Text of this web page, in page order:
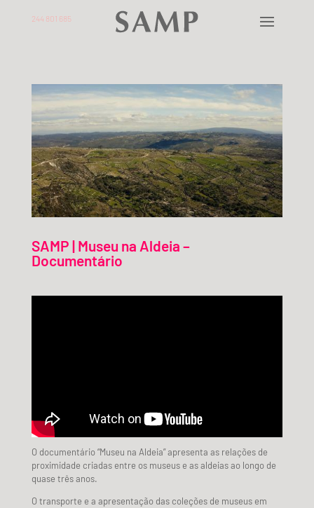
244 801 685
SAMP | Museu na Aldeia –
Documentário
O documentário “Museu na Aldeia” apresenta as relações de
proximidade criadas entre os museus e as aldeias ao longo de
quase três anos.
O transporte e a apresentação das coleções de museus em